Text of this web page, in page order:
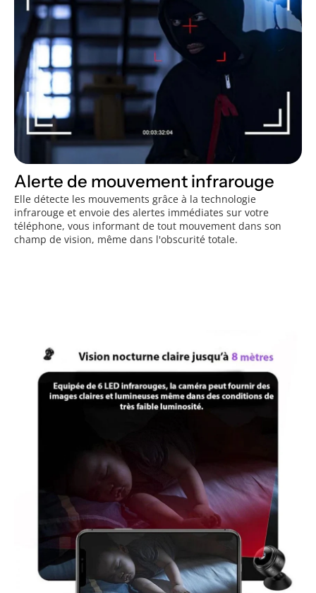
Alerte de mouvement infrarouge
Elle détecte les mouvements grâce à la technologie
infrarouge et envoie des alertes immédiates sur votre
téléphone, vous informant de tout mouvement dans son
champ de vision, même dans l'obscurité totale.